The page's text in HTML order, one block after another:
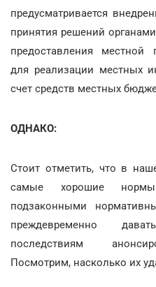
предусматривается
принятия решений
предоставления местной
для реализации местных
счет средств местных
ОДНАКО:
Стоит отметить, что в
самые хорошие нормы
подзаконными
преждевременно
последствиям
Посмотрим, насколько их